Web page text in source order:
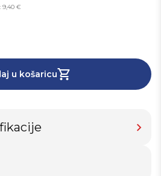
9,40 €
u košaricu